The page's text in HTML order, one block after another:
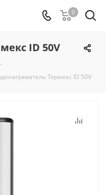
0
ID 50V
-
Термекс ID 50V